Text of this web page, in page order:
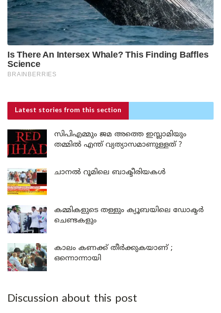
Latest stories from this section
സിപിഎമ്മും ജമ അത്തെ ഇസ്ലാമിയും
തമ്മിൽ എന്ത് വ്യത്യാസമാണുള്ളത് ?
ചാനൽ റൂമിലെ ബാക്ടീരിയകൾ
കമ്മികളുടെ തള്ളും ക്യൂബയിലെ ഡോക്ടർ
ചെണ്ടകളും
കാലം കണക്ക് തീർക്കുകയാണ് ;
ഒന്നൊന്നായി
Discussion about this post